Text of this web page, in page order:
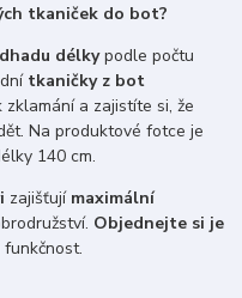
tkaniček do bot?
délkypodle počtu
tkaničky z bot
a zajistíte si, že
Na produktové fotce je
140 cm.
zajišťují maximální
Objednejte si je